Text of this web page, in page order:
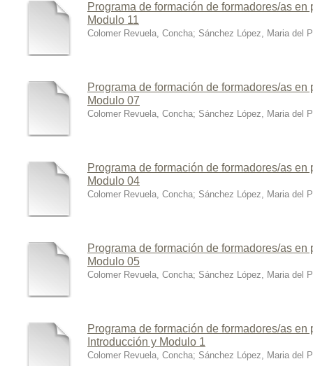
Programa de formación de formadores/as
Modulo 11
Colomer Revuela, Concha; Sánchez López, Maria del
Programa de formación de formadores/as
Modulo 07
Colomer Revuela, Concha; Sánchez López, Maria del
Programa de formación de formadores/as
Modulo 04
Colomer Revuela, Concha; Sánchez López, Maria del
Programa de formación de formadores/as
Modulo 05
Colomer Revuela, Concha; Sánchez López, Maria del
Programa de formación de formadores/as
Introducción y Modulo 1
Colomer Revuela, Concha; Sánchez López, Maria del